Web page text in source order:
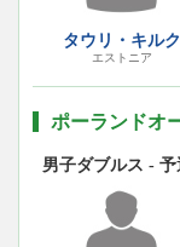
タウリ・キルク
エストニア
ポーランドオ
男子ダブルス -